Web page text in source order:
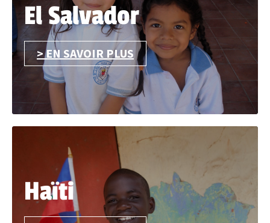
El Salvador
> EN SAVOIR PLUS
Haïti